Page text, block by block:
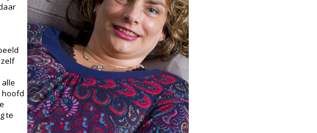
hoofd
te